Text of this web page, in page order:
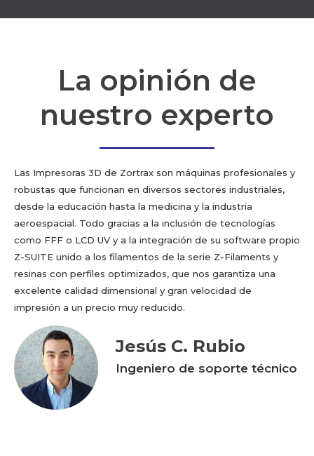
La opinión de
nuestro experto
Las Impresoras 3D de Zortrax son máquinas profesionales y
robustas que funcionan en diversos sectores industriales,
desde la educación hasta la medicina y la industria
aeroespacial. Todo gracias a la inclusión de tecnologías
como FFF o LCD UV y a la integración de su software propio
Z-SUITE unido a los filamentos de la serie Z-Filaments y
resinas con perfiles optimizados, que nos garantiza una
excelente calidad dimensional y gran velocidad de
impresión a un precio muy reducido.
Jesús C. Rubio
Ingeniero de soporte técnico